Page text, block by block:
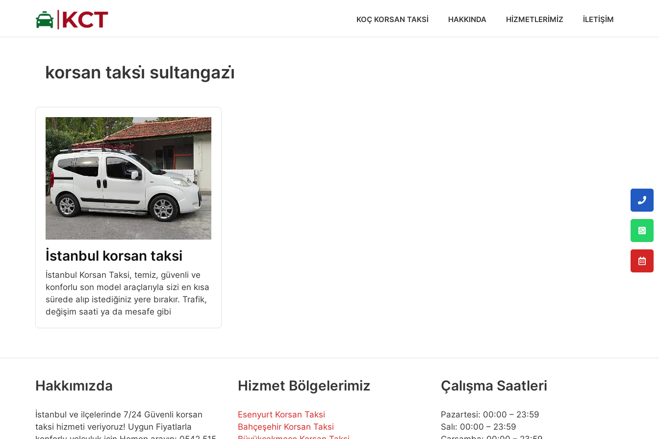
KOÇ KORSAN TAKSI HAKKINDA HIZMETLERIMIZ İLETIŞIM
korsan taksi̇ sultangazi̇
İstanbul korsan taksi
İstanbul Korsan Taksi, temiz, güvenli ve
konforlu son model araçlarıyla sizi en kısa
sürede alıp istediğiniz yere bırakır. Trafik,
değişim saati ya da mesafe gibi
Hakkımızda
İstanbul ve ilçelerinde 7/24 Güvenli korsan
taksi hizmeti veriyoruz! Uygun Fiyatlarla
Hizmet Bölgelerimiz
Esenyurt Korsan Taksi
Bahçeşehir Korsan Taksi
Çalışma Saatleri
Pazartesi: 00:00 – 23:59
Salı: 00:00 – 23:59